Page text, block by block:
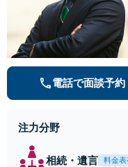
電話で面談予約
注力分野
相続・遺言 料金表